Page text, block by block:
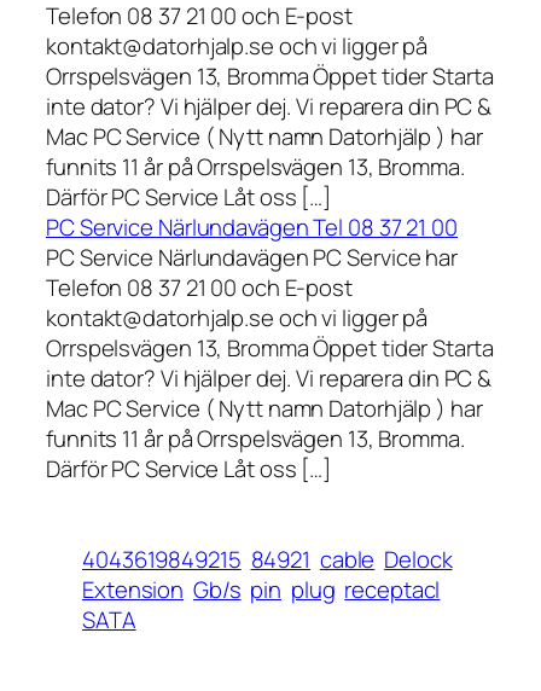
Telefon 08 37 21 00 och E-post
kontakt@datorhjalp.se och vi ligger på
Orrspelsvägen 13, Bromma Öppet tider Starta
inte dator? Vi hjälper dej. Vi reparera din PC &
Mac PC Service ( Nytt namn Datorhjälp ) har
funnits 11 år på Orrspelsvägen 13, Bromma.
Därför PC Service Låt oss […]
PC Service Närlundavägen Tel 08 37 21 00
PC Service Närlundavägen PC Service har
Telefon 08 37 21 00 och E-post
kontakt@datorhjalp.se och vi ligger på
Orrspelsvägen 13, Bromma Öppet tider Starta
inte dator? Vi hjälper dej. Vi reparera din PC &
Mac PC Service ( Nytt namn Datorhjälp ) har
funnits 11 år på Orrspelsvägen 13, Bromma.
Därför PC Service Låt oss […]
4043619849215 84921 cable Delock
Extension Gb/s pin plug receptacl
SATA